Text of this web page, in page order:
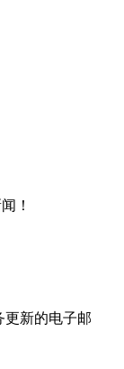
！
更新的电子邮